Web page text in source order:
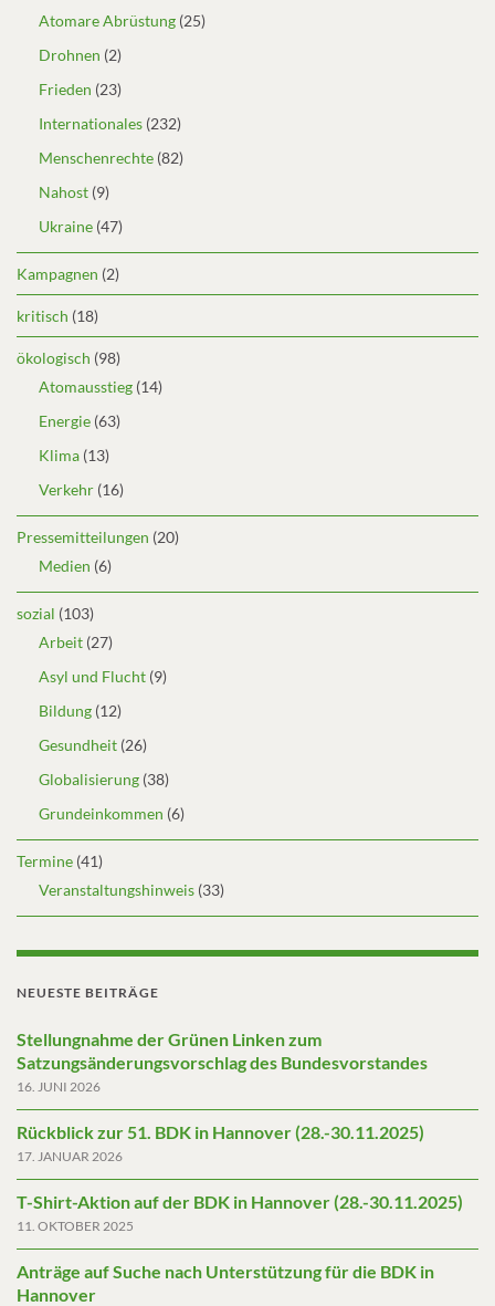
Atomare Abrüstung (25)
Drohnen (2)
Frieden (23)
Internationales (232)
Menschenrechte (82)
Nahost (9)
Ukraine (47)
Kampagnen (2)
kritisch (18)
ökologisch (98)
Atomausstieg (14)
Energie (63)
Klima (13)
Verkehr (16)
Pressemitteilungen (20)
Medien (6)
sozial (103)
Arbeit (27)
Asyl und Flucht (9)
Bildung (12)
Gesundheit (26)
Globalisierung (38)
Grundeinkommen (6)
Termine (41)
Veranstaltungshinweis (33)
NEUESTE BEITRÄGE
Stellungnahme der Grünen Linken zum
Satzungsänderungsvorschlag des Bundesvorstandes
16. JUNI 2026
Rückblick zur 51. BDK in Hannover (28.-30.11.2025)
17. JANUAR 2026
T-Shirt-Aktion auf der BDK in Hannover (28.-30.11.2025)
11. OKTOBER 2025
Anträge auf Suche nach Unterstützung für die BDK in
Hannover